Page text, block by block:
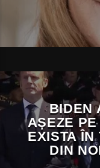
BIDEN
AȘEZE
EXISTA ÎN
DIN